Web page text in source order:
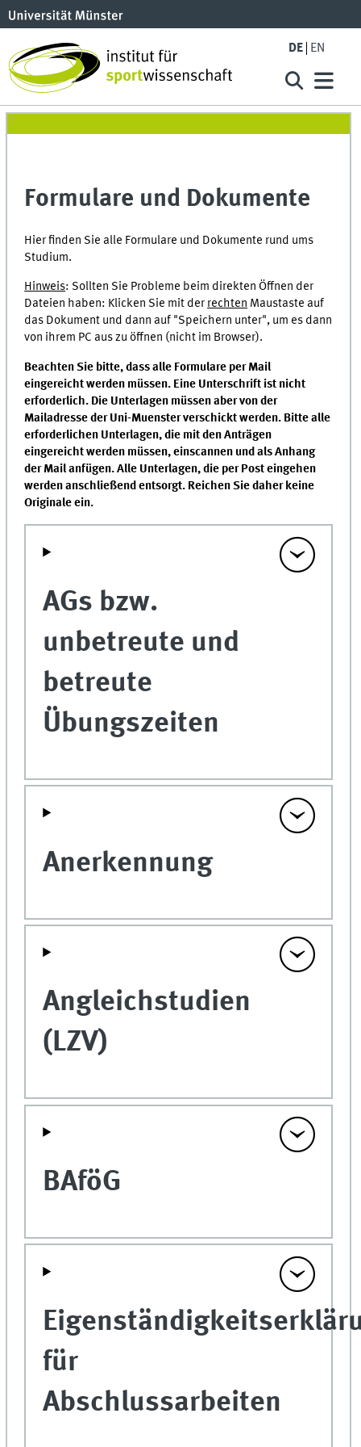
DE EN
Formulare und Dokumente
Hier finden Sie alle Formulare und Dokumente rund ums
Studium.
Hinweis: Sollten Sie Probleme beim direkten Öffnen der
Dateien haben: Klicken Sie mit der rechten Maustaste auf
das Dokument und dann auf "Speichern unter", um es dann
von ihrem PC aus zu öffnen (nicht im Browser).
Beachten Sie bitte, dass alle Formulare per Mail
eingereicht werden müssen. Eine Unterschrift ist nicht
erforderlich. Die Unterlagen müssen aber von der
Mailadresse der Uni-Muenster verschickt werden. Bitte alle
erforderlichen Unterlagen, die mit den Anträgen
eingereicht werden müssen, einscannen und als Anhang
der Mail anfügen. Alle Unterlagen, die per Post eingehen
werden anschließend entsorgt. Reichen Sie daher keine
Originale ein.
AGs bzw.
unbetreute und
betreute
Übungszeiten
Anerkennung
Angleichstudien
(LZV)
BAföG
für
Abschlussarbeiten